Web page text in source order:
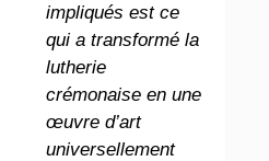
impliqués est ce
qui a transformé la
lutherie
crémonaise en une
œuvre d’art
universellement